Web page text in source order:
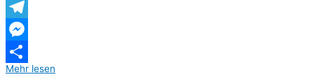
WhatsApp
Telegram
Messenger
Teilen
Mehr lesen